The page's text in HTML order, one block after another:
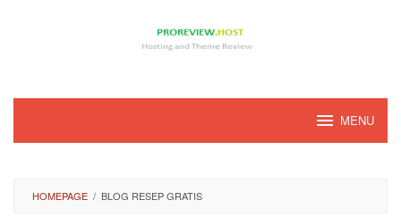
MENU
HOMEPAGE / BLOG RESEP GRATIS